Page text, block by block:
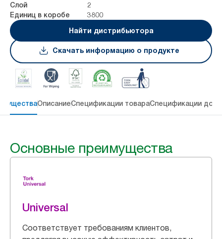
Слой 2
Единиц в коробе
3800
Найти дистрибьютора
Скачать информацию о продукте
ОписаниеСпецификации товараСпецификации
Основные преимущества
Universal
Соответствует требованиям клиентов,